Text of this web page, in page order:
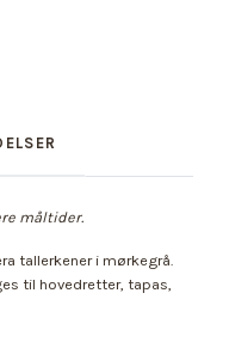
måltider.
tallerkener i mørkegrå.
til hovedretter, tapas,